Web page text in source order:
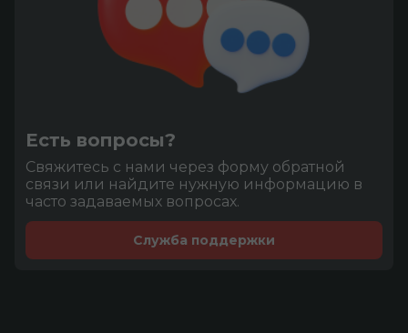
Есть вопросы?
Cвяжитесь с нами через форму обратной
связи или найдите нужную информацию в
часто задаваемых вопросах.
Служба поддержки